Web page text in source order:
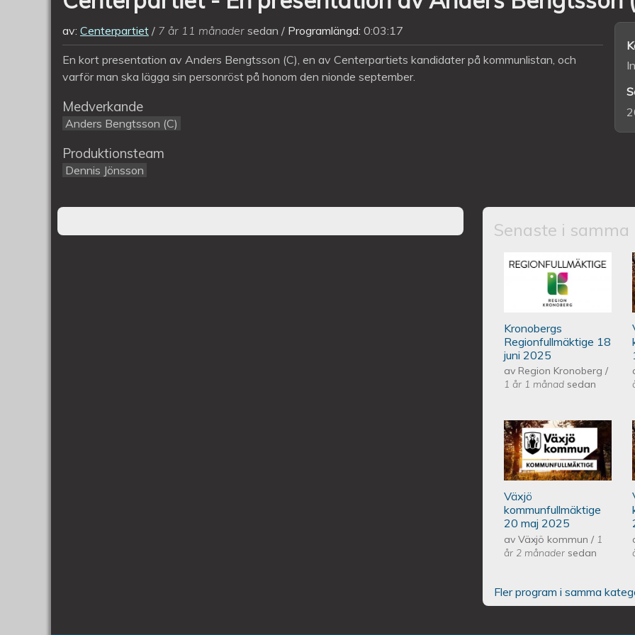
av: Centerpartiet 7 år 11 månader sedan Programlängd: 0:03:17
En kort presentation av Anders Bengtsson (C), en av Centerpartiets kandidater på kommunlistan, och
varför man ska lägga sin personröst på honom den nionde september.
Medverkande
Anders Bengtsson (C)
Produktionsteam
Dennis Jönsson
Senaste i
Kronobergs
Kronobergs
Regionfullmäktige 18
juni 2025
av Region Kronoberg/
1 år 1 månad sedan
Växjös
Växjö
kommunfullmäktige
20 maj 2025
avVäxjö kommun/ 1
år 2 månader sedan
Fler program i samma